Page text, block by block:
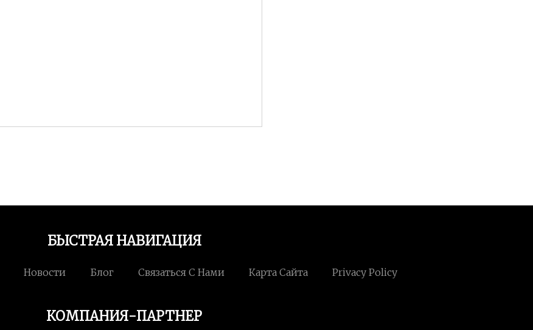
БЫСТРАЯ НАВИГАЦИЯ
Новости Блог Связаться С Нами Карта Сайта Privacy Policy
КОМПАНИЯ-ПАРТНЕР